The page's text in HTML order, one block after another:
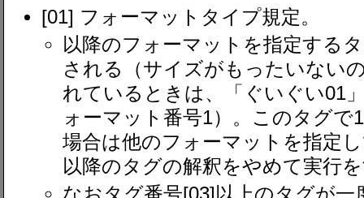
[01] フォーマットタイプ規定。
以降のフォーマットを指定する
される（サイズがもったいない
れているときは、「ぐいぐい01
ォーマット番号1）。このタグで
場合は他のフォーマットを指定
以降のタグの解釈をやめて実行